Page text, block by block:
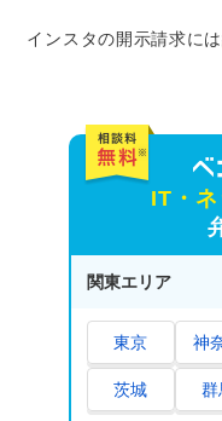
インスタの開示請求には
IT・
関東エリア
東京 神
茨城 群